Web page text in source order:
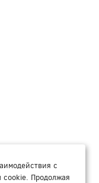
с
cookie. Продолжая